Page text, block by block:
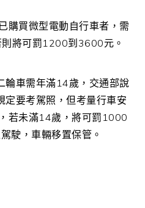
購買微型電動自行車者，需
將可罰1200到3600元。
輪車需年滿14歲，交通部說
定要考駕照，但考量行車安
若未滿14歲，將可罰1000
駛，車輛移置保管。